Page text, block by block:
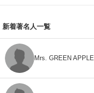
新着著名人一覧
Mrs. GREEN APPLE